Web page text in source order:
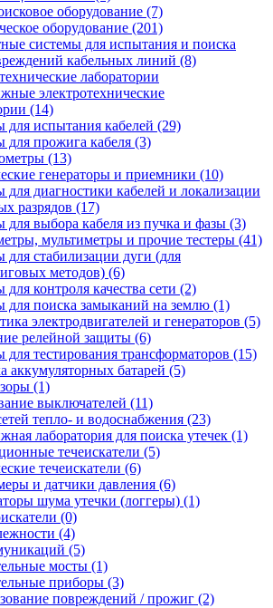
оборудование (7)
оборудование (201)
системы для испытания и поиска
кабельных линий (8)
лаборатории
электротехнические
(14)
для испытания кабелей (29)
для прожига кабеля (3)
(13)
генераторы и приемники (10)
диагностики кабелей и локализации
разрядов (17)
выбора кабеля из пучка и фазы (3)
мультиметры и прочие тестеры (41)
стабилизации дуги (для
методов) (6)
контроля качества сети (2)
для поиска замыканий на землю (1)
электродвигателей и генераторов (5)
релейной защиты (6)
тестирования трансформаторов (15)
аккумуляторных батарей (5)
(1)
выключателей (11)
тепло- и водоснабжения (23)
лаборатория для поиска утечек (1)
течеискатели (5)
течеискатели (6)
и датчики давления (6)
шума утечки (логгеры) (1)
(0)
(4)
(5)
мосты (1)
приборы (3)
повреждений / прожиг (2)